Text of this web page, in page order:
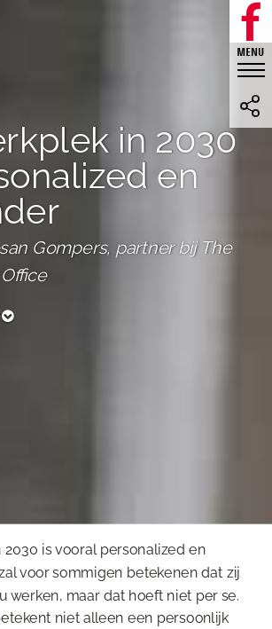
in 2030
en
Gompers, partner bij The

2030 is vooral personalized en
voor sommigen betekenen dat zij
werken, maar dat hoeft niet per se.
niet alleen een persoonlijk